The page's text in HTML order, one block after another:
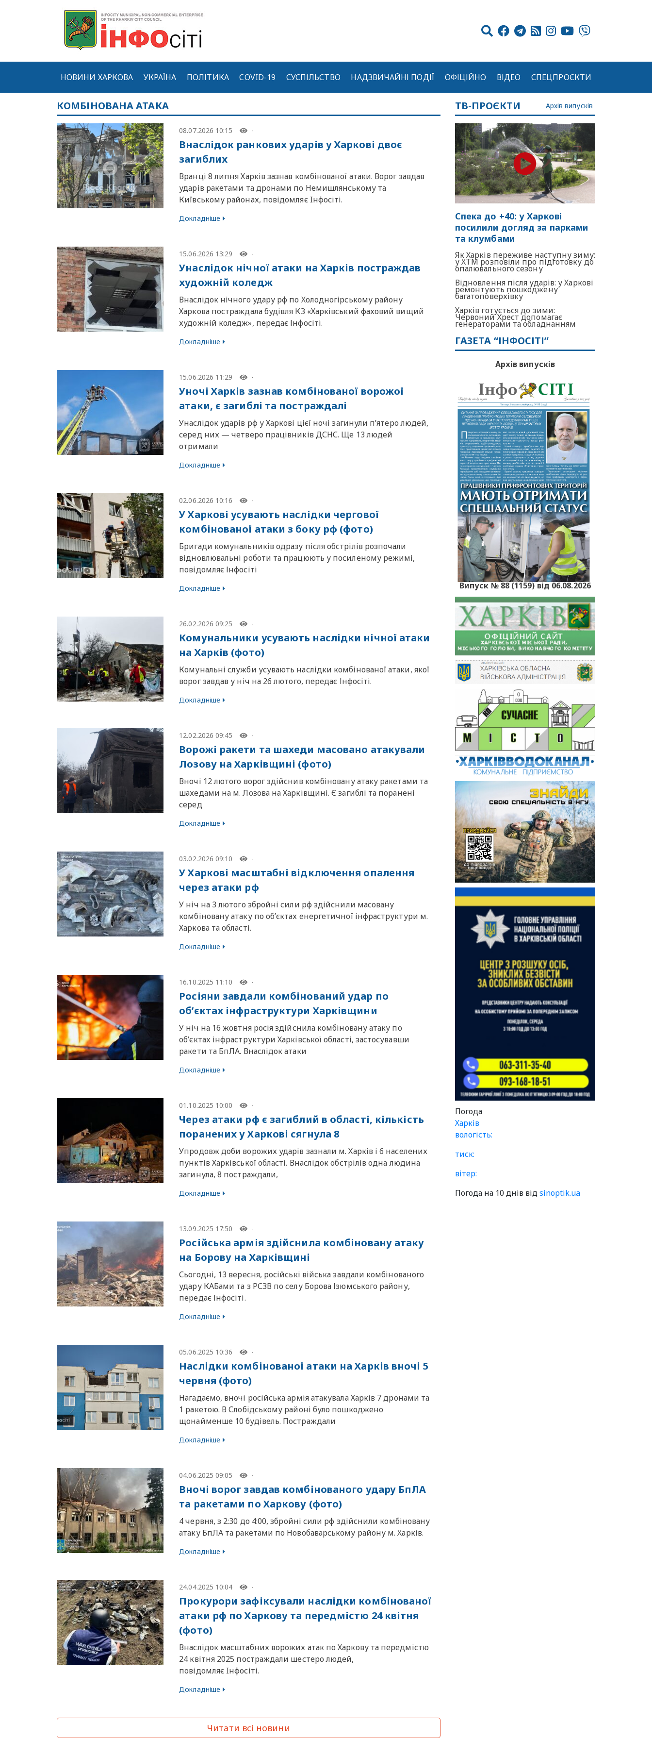
НОВИНИ ХАРКОВА УКРАЇНА ПОЛІТИКА COVID-19 СУСПІЛЬСТВО НАДЗВИЧАЙНІ ПОДІЇ ОФІЦІЙНО ВІДЕО СПЕЦПРОЄКТИ
КОМБІНОВАНА АТАКА
08.07.2026 10:15 -
Внаслідок ранкових ударів у Харкові двоє
загиблих
Вранці 8 липня Харків зазнав комбінованої атаки. Ворог завдав
ударів ракетами та дронами по Немишлянському та
Київському районах, повідомляє Iнфосiтi.
Докладніше
15.06.2026 13:29 -
Унаслідок нічної атаки на Харків постраждав
художній коледж
Внаслідок нічного удару рф по Холодногірському району
Харкова постраждала будівля КЗ «Харківський фаховий вищий
художній коледж», передає Інфосіті.
Докладніше
15.06.2026 11:29 -
Уночі Харків зазнав комбінованої ворожої
атаки, є загиблі та постраждалі
Унаслідок ударів рф у Харкові цієї ночі загинули п’ятеро людей,
серед них — четверо працівників ДСНС. Ще 13 людей
отримали
Докладніше
02.06.2026 10:16 -
У Харкові усувають наслідки чергової
комбінованої атаки з боку рф (фото)
Бригади комунальників одразу після обстрілів розпочали
відновлювальні роботи та працюють у посиленому режимі,
повідомляє Інфосіті
Докладніше
26.02.2026 09:25 -
Комунальники усувають наслідки нічної атаки
на Харків (фото)
Комунальні служби усувають наслідки комбінованої атаки, якої
ворог завдав у ніч на 26 лютого, передає Інфосіті.
Докладніше
12.02.2026 09:45 -
Ворожі ракети та шахеди масовано атакували
Лозову на Харківщині (фото)
Вночі 12 лютого ворог здійснив комбіновану атаку ракетами та
шахедами на м. Лозова на Харківщині. Є загиблі та поранені
серед
Докладніше
03.02.2026 09:10 -
У Харкові масштабні відключення опалення
через атаки рф
У ніч на 3 лютого збройні сили рф здійснили масовану
комбіновану атаку по об’єктах енергетичної інфраструктури м.
Харкова та області.
Докладніше
16.10.2025 11:10 -
Росіяни завдали комбінований удар по
об’єктах інфраструктури Харківщини
У ніч на 16 жовтня росія здійснила комбіновану атаку по
об’єктах інфраструктури Харківської області, застосувавши
ракети та БпЛА. Внаслідок атаки
Докладніше
01.10.2025 10:00 -
Через атаки рф є загиблий в області, кількість
поранених у Харкові сягнула 8
Упродовж доби ворожих ударів зазнали м. Харків і 6 населених
пунктів Харківської області. Внаслідок обстрілів одна людина
загинула, 8 постраждали,
Докладніше
13.09.2025 17:50 -
Російська армія здійснила комбіновану атаку
на Борову на Харківщині
Сьогодні, 13 вересня, російські війська завдали комбінованого
удару КАБами та з РСЗВ по селу Борова Ізюмського району,
передає Інфосіті.
Докладніше
05.06.2025 10:36 -
Наслідки комбінованої атаки на Харків вночі 5
червня (фото)
Нагадаємо, вночі російська армія атакувала Харків 7 дронами та
1 ракетою. В Слобідському районі було пошкоджено
щонайменше 10 будівель. Постраждали
Докладніше
04.06.2025 09:05 -
Вночі ворог завдав комбінованого удару БпЛА
та ракетами по Харкову (фото)
4 червня, з 2:30 до 4:00, збройні сили рф здійснили комбіновану
атаку БпЛА та ракетами по Новобаварському району м. Харків.
Докладніше
24.04.2025 10:04 -
Прокурори зафіксували наслідки комбінованої
атаки рф по Харкову та передмістю 24 квітня
(фото)
Внаслідок масштабних ворожих атак по Харкову та передмістю
24 квітня 2025 постраждали шестеро людей,
повідомляє Iнфосiтi.
Докладніше
Читати всі новини
ТВ-ПРОЄКТИ Архів випусків
Спека до +40: у Харкові
посилили догляд за парками
та клумбами
Як Харків переживе наступну зиму:
у ХТМ розповіли про підготовку до
опалювального сезону
Відновлення після ударів: у Харкові
ремонтують пошкоджену
багатоповерхівку
Харків готується до зими:
Червоний Хрест допомагає
генераторами та обладнанням
ГАЗЕТА “ІНФОСІТІ”
Архів випусків
Випуск № 88 (1159) від 06.08.2026
Погода
Харків
вологість:
тиск:
вітер:
Погода на 10 днів відsinoptik.ua